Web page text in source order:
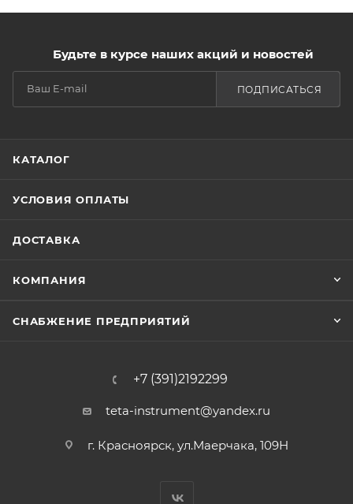
Будьте в курсе наших акций и новостей
ПОДПИСАТЬСЯ
КАТАЛОГ
УСЛОВИЯ ОПЛАТЫ
ДОСТАВКА
КОМПАНИЯ
СНАБЖЕНИЕ ПРЕДПРИЯТИЙ
+7 (391)2192299
teta-instrument@yandex.ru
г. Красноярск, ул.Маерчака, 109Н